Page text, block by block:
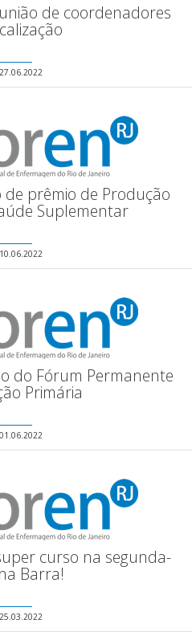
de coordenadores
27.06.2022
de prêmio de Produção
Suplementar
10.06.2022
do Fórum Permanente
Primária
01.06.2022
curso na segunda-
Barra!
25.03.2022